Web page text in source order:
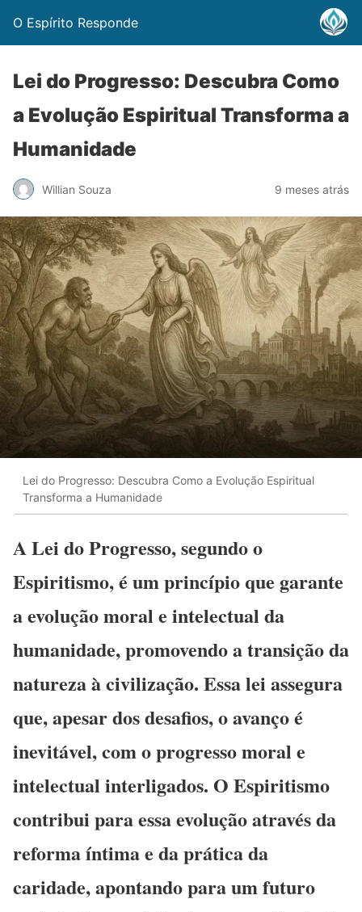
O Espírito Responde
Lei do Progresso: Descubra Como
a Evolução Espiritual Transforma a
Humanidade
Willian Souza 9 meses atrás
Lei do Progresso: Descubra Como a Evolução Espiritual
Transforma a Humanidade
A Lei do Progresso, segundo o
Espiritismo, é um princípio que garante
a evolução moral e intelectual da
humanidade, promovendo a transição da
natureza à civilização. Essa lei assegura
que, apesar dos desafios, o avanço é
inevitável, com o progresso moral e
intelectual interligados. O Espiritismo
contribui para essa evolução através da
reforma íntima e da prática da
caridade, apontando para um futuro